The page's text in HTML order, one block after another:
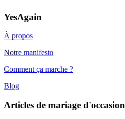
YesAgain
À propos
Notre manifesto
Comment ça marche ?
Blog
Articles de mariage d'occasion